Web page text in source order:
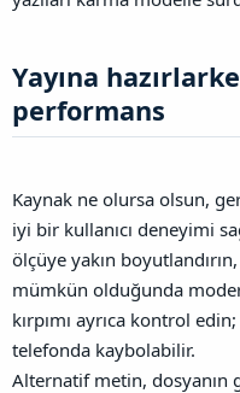
Yayına
performans​
Kaynak ne olursa olsun,
iyi bir kullanıcı deneyimi
ölçüye yakın
mümkün olduğunda
kırpımı ayrıca kontrol
telefonda kaybolabilir.
Alternatif metin,